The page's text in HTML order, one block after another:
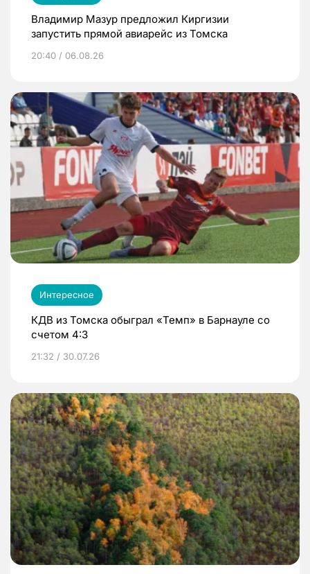
Владимир Мазур предложил Киргизии
запустить прямой авиарейс из Томска
20:40 / 06.08.26
Интересное
КДВ из Томска обыграл «Темп» в Барнауле со
счетом 4:3
21:32 / 30.07.26